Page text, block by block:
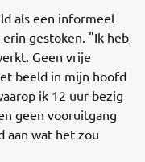
als een informeel
gestoken. "Ik heb
Geen vrije
beeld in mijn hoofd
ik 12 uur bezig
geen vooruitgang
aan wat het zou